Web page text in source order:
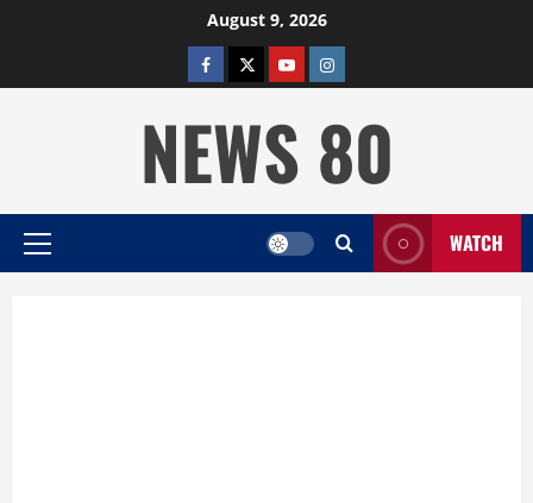
August 9, 2026
facebooktwitterYOUTUBE
instagram
NEWS 80
Primary
WATCH